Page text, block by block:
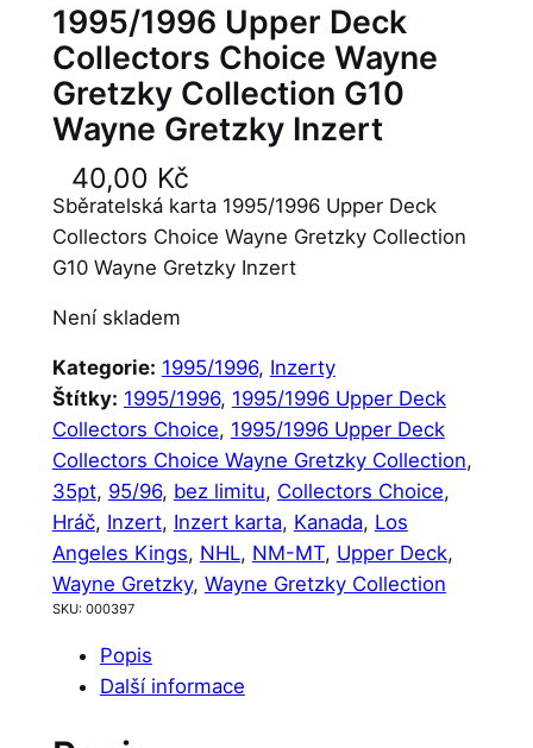
1995/1996 Upper Deck
Collectors Choice Wayne
Gretzky Collection G10
Wayne Gretzky Inzert
40,00 Kč
Sběratelská karta 1995/1996 Upper Deck
Collectors Choice Wayne Gretzky Collection
G10 Wayne Gretzky Inzert
Není skladem
Kategorie: 1995/1996, Inzerty
Štítky: 1995/1996, 1995/1996 Upper Deck
Collectors Choice, 1995/1996 Upper Deck
Collectors Choice Wayne Gretzky Collection
35pt, 95/96, bez limitu, Collectors Choice
Hráč, Inzert, Inzert karta, Kanada, Los
Angeles Kings, NHL, NM-MT, Upper Deck
Wayne Gretzky, Wayne Gretzky Collection
SKU: 000397
Popis
Další informace